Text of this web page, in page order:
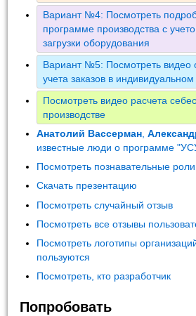
Вариант №4: Посмотреть
программе производства с
загрузки оборудования
Вариант №5: Посмотреть видео
учета заказов в
Посмотреть видео расчета
производстве
Анатолий Вассерман ,
известные люди о программе
Посмотреть познавательные
Скачать презентацию
Посмотреть случайный отзыв
Посмотреть все отзывы
Посмотреть логотипы
пользуются
Посмотреть, кто разработчик
Попробовать